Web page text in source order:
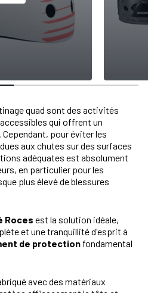
quad sont des activités
qui offrent un
pour éviter les
aux chutes sur des surfaces
adéquates est absolument
en particulier pour les
plus élevé de blessures
Roces est la solution idéale,
et une tranquillité d'esprit à
de protection fondamental
avec des matériaux